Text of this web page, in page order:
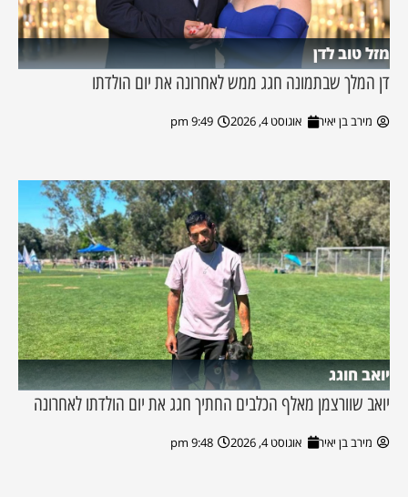
מזל טוב לדן
דן המלך שבתמונה חגג ממש לאחרונה את יום הולדתו
מירב בן יאיר אוגוסט 4, 2026 9:49 pm
יואב חוגג
יואב שוורצמן מאלף הכלבים החתיך חגג את יום הולדתו לאחרונה
מירב בן יאיר אוגוסט 4, 2026 9:48 pm